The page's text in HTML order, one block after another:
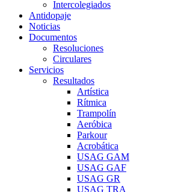
Intercolegiados
Antidopaje
Noticias
Documentos
Resoluciones
Circulares
Servicios
Resultados
Artística
Rítmica
Trampolín
Aeróbica
Parkour
Acrobática
USAG GAM
USAG GAF
USAG GR
USAG TRA